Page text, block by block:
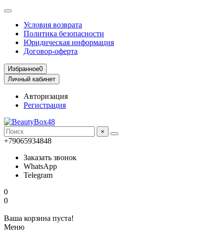
Условия возврата
Политика безопасности
Юридическая информация
Договор-оферта
Избранное0
Личный кабинет
Авторизация
Регистрация
×
+79065934848
Заказать звонок
WhatsApp
Telegram
0
0
Ваша корзина пуста!
Меню